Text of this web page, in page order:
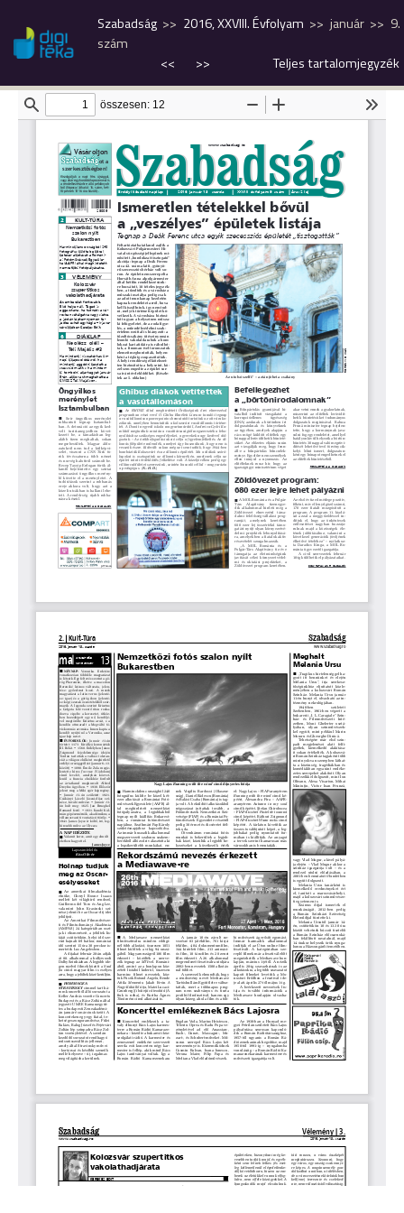
Szabadság 2016, XXVIII. Évfolyam január
9.
szám
<<
>> Teljes tartalomjegyzék